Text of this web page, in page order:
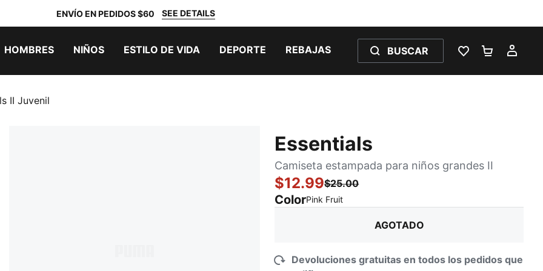
ENVÍO EN PEDIDOS $60 SEE DETAILS
HOMBRES NIÑOS ESTILO DE VIDA DEPORTE REBAJAS BUSCAR
LISTA DE
II Juvenil
Essentials
Camiseta estampada para niños grandes II
$12.99$25.00
ColorPink Fruit:
AGOTADO
Devoluciones gratuitas en todos los pedidos que